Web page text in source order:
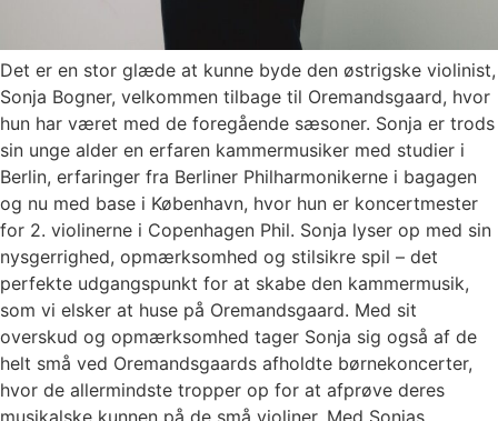
Det er en stor glæde at kunne byde den østrigske violinist,
Sonja Bogner, velkommen tilbage til Oremandsgaard, hvor
hun har været med de foregående sæsoner. Sonja er trods
sin unge alder en erfaren kammermusiker med studier i
Berlin, erfaringer fra Berliner Philharmonikerne i bagagen
og nu med base i København, hvor hun er koncertmester
for 2. violinerne i Copenhagen Phil. Sonja lyser op med sin
nysgerrighed, opmærksomhed og stilsikre spil – det
perfekte udgangspunkt for at skabe den kammermusik,
som vi elsker at huse på Oremandsgaard. Med sit
overskud og opmærksomhed tager Sonja sig også af de
helt små ved Oremandsgaards afholdte børnekoncerter,
hvor de allermindste tropper op for at afprøve deres
musikalske kunnen på de små violiner. Med Sonjas